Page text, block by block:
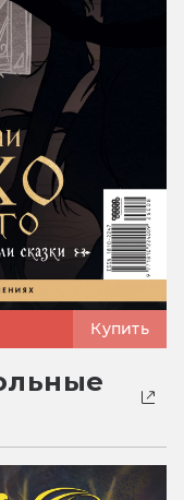
Купить